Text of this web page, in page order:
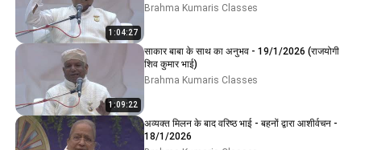
1:04:27
Brahma Kumaris Classes
1:09:22
साकार बाबा के साथ का अनुभव - 19/1/2026 (राजयोगी
शिव कुमार भाई)
Brahma Kumaris Classes
अव्यक्त मिलन के बाद वरिष्ठ भाई - बहनों द्वारा आशीर्वचन -
18/1/2026